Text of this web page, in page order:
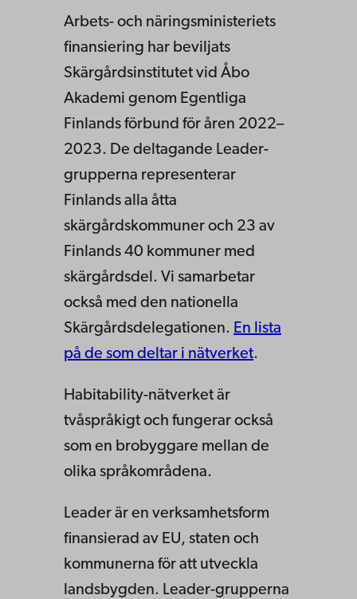
Arbets- och näringsministeriets
finansiering har beviljats
Skärgårdsinstitutet vid Åbo
Akademi genom Egentliga
Finlands förbund för åren 2022–
2023. De deltagande Leader-
grupperna representerar
Finlands alla åtta
skärgårdskommuner och 23 av
Finlands 40 kommuner med
skärgårdsdel. Vi samarbetar
också med den nationella
Skärgårdsdelegationen. En lista
på de som deltar i nätverket.
Habitability-nätverket är
tvåspråkigt och fungerar också
som en brobyggare mellan de
olika språkområdena.
Leader är en verksamhetsform
finansierad av EU, staten och
kommunerna för att utveckla
landsbygden. Leader-grupperna